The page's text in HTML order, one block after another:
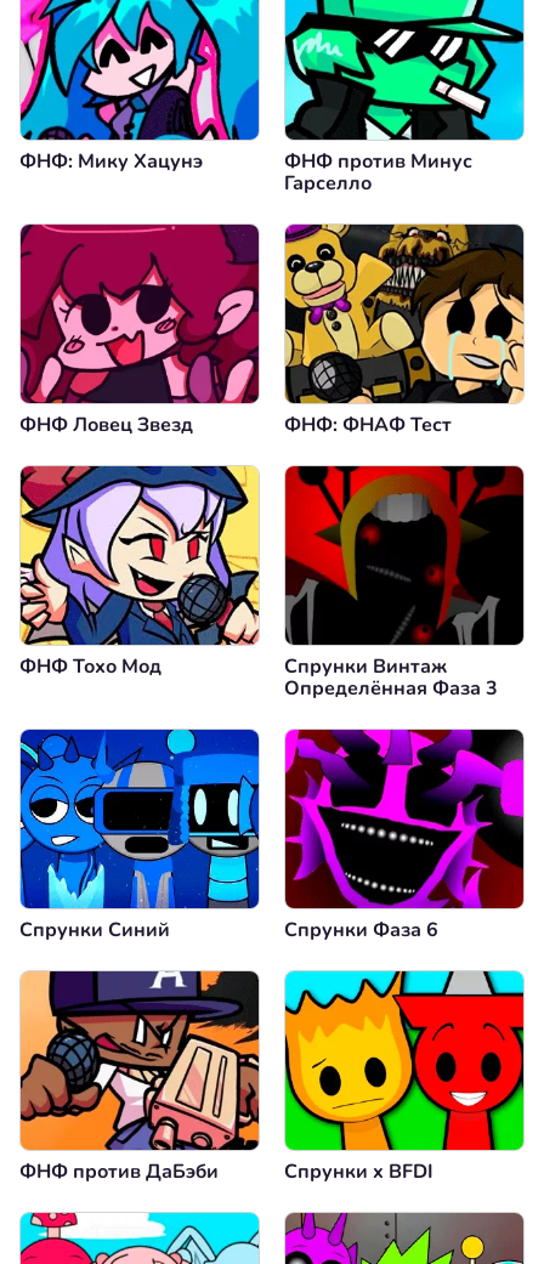
ФНФ: Мику Хацунэ
ФНФ против Минус
Гарселло
ФНФ Ловец Звезд ФНФ: ФНАФ Тест
ФНФ Тохо Мод
Спрунки Винтаж
Определённая Фаза 3
Спрунки Синий Спрунки Фаза 6
ФНФ против ДаБэби Спрунки x BFDI